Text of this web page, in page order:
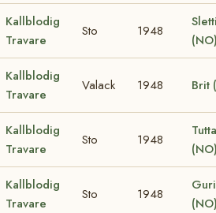
Kallblodig
Travare
Sto 1948
Kallblodig
Travare
Valack 1948 Brit
Kallblodig
Travare
Sto 1948
Kallblodig
Travare
Sto 1948